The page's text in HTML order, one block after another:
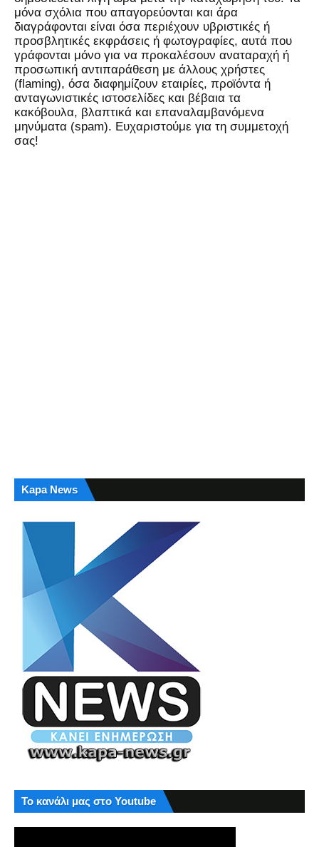
μόνα σχόλια που απαγορεύονται και άρα
διαγράφονται είναι όσα περιέχουν υβριστικές ή
προσβλητικές εκφράσεις ή φωτογραφίες, αυτά που
γράφονται μόνο για να προκαλέσουν αναταραχή ή
προσωπική αντιπαράθεση με άλλους χρήστες
(flaming), όσα διαφημίζουν εταιρίες, προϊόντα ή
ανταγωνιστικές ιστοσελίδες και βέβαια τα
κακόβουλα, βλαπτικά και επαναλαμβανόμενα
μηνύματα (spam). Ευχαριστούμε για τη συμμετοχή
σας!
Kapa News
Το κανάλι μας στο Youtube